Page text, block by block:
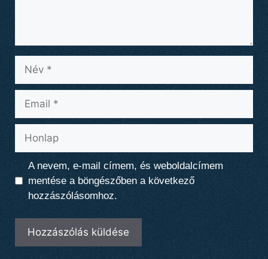
Név
Email
Honlap
A nevem, e-mail címem, és weboldalcímem
mentése a böngészőben a következő
hozzászólásomhoz.